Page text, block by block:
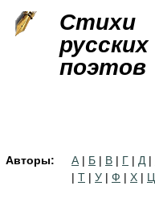
Стихи
русских
поэтов
Авторы: А | Б | В | Г | Д |
| Т | У | Ф | Х | Ц